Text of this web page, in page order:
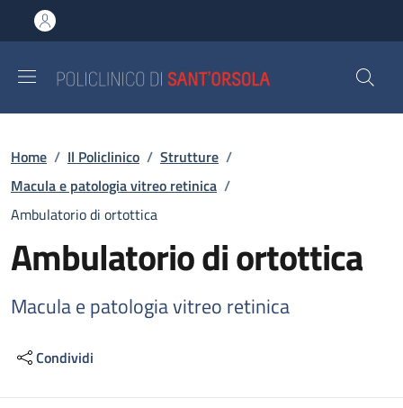
al contenuto principale
to footer content
Briciole di pane
Home / Il Policlinico / Strutture /
Macula e patologia vitreo retinica /
Ambulatorio di ortottica
Ambulatorio di ortottica
Macula e patologia vitreo retinica
Condividi